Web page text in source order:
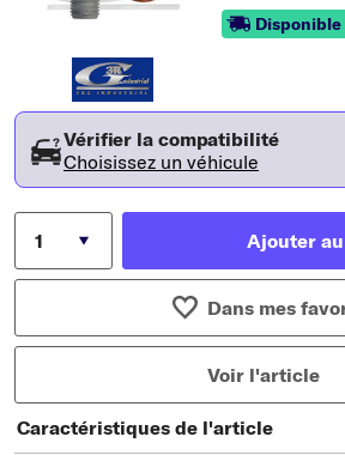
Vérifier la compatibilité
Choisissez un véhicule
Ajouter
Dans mes
Voir l'article
Caractéristiques de l'article